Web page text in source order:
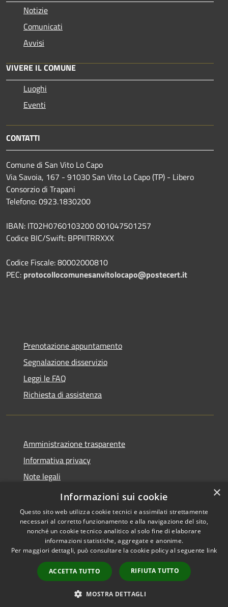
Notizie
Comunicati
Avvisi
VIVERE IL COMUNE
Luoghi
Eventi
CONTATTI
Comune di San Vito Lo Capo
Via Savoia, 167 - 91030 San Vito Lo Capo (TP) - Libero
Consorzio di Trapani
Telefono: 0923.1830200
IBAN: IT02H0760103200 001047501257
Codice BIC/Swift: BPPIITRRXXX
Codice Fiscale: 80002000810
PEC: protocollocomunesanvitolocapo@postecert.it
Prenotazione appuntamento
Segnalazione disservizio
Leggi le FAQ
Richiesta di assistenza
Amministrazione trasparente
Informativa privacy
Note legali
Dichiarazione di accessibilità
Accessibilità
Copyright © 2026 • Comune di
San Vito Lo Capo • Powered by
Municipium•
Accesso
redazione
×
Informazioni sui cookie
Questo sito web utilizza cookie tecnici e assimilati strettamente
necessari al corretto funzionamento e alla navigazione del sito,
nonché un cookie tecnico analitico al solo fine di elaborare
informazioni statistiche, aggregate e anonime.
Per maggiori dettagli, può consultare la cookie policy al seguente link
ACCETTA TUTTO RIFIUTA TUTTO
MOSTRA DETTAGLI